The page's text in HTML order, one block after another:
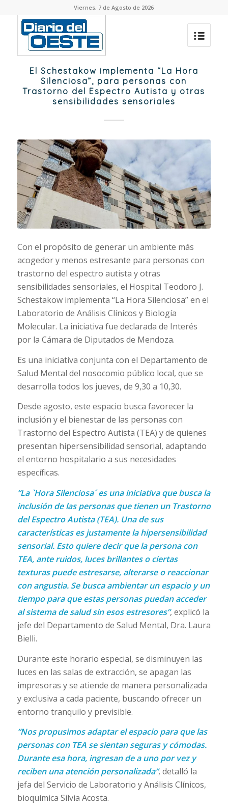
Viernes, 7 de Agosto de 2026
El Schestakow implementa “La Hora
Silenciosa”, para personas con
Trastorno del Espectro Autista y otras
sensibilidades sensoriales
Con el propósito de generar un ambiente más
acogedor y menos estresante para personas con
trastorno del espectro autista y otras
sensibilidades sensoriales, el Hospital Teodoro J.
Schestakow implementa “La Hora Silenciosa” en el
Laboratorio de Análisis Clínicos y Biología
Molecular. La iniciativa fue declarada de Interés
por la Cámara de Diputados de Mendoza.
Es una iniciativa conjunta con el Departamento de
Salud Mental del nosocomio público local, que se
desarrolla todos los jueves, de 9,30 a 10,30.
Desde agosto, este espacio busca favorecer la
inclusión y el bienestar de las personas con
Trastorno del Espectro Autista (TEA) y de quienes
presentan hipersensibilidad sensorial, adaptando
el entorno hospitalario a sus necesidades
específicas.
“La `Hora Silenciosa´ es una iniciativa que busca la
inclusión de las personas que tienen un Trastorno
del Espectro Autista (TEA). Una de sus
características es justamente la hipersensibilidad
sensorial. Esto quiere decir que la persona con
TEA, ante ruidos, luces brillantes o ciertas
texturas puede estresarse, alterarse o reaccionar
con angustia. Se busca ambientar un espacio y un
tiempo para que estas personas puedan acceder
al sistema de salud sin esos estresores”, explicó la
jefe del Departamento de Salud Mental, Dra. Laura
Bielli.
Durante este horario especial, se disminuyen las
luces en las salas de extracción, se apagan las
impresoras y se atiende de manera personalizada
y exclusiva a cada paciente, buscando ofrecer un
entorno tranquilo y previsible.
“Nos propusimos adaptar el espacio para que las
personas con TEA se sientan seguras y cómodas.
Durante esa hora, ingresan de a uno por vez y
reciben una atención personalizada”, detalló la
jefa del Servicio de Laboratorio y Análisis Clínicos,
bioquímica Silvia Acosta.